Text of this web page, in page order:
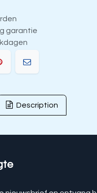
garantie
Description